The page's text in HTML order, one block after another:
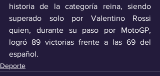
historia de la categoría reina, siendo
superado solo por Valentino Rossi
quien, durante su paso por MotoGP,
logró 89 victorias frente a las 69 del
español.
Deporte